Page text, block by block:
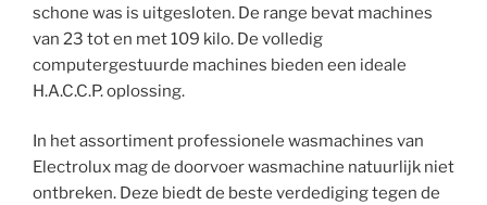
schone was is uitgesloten. De range bevat machines
van 23 tot en met 109 kilo. De volledig
computergestuurde machines bieden een ideale
H.A.C.C.P. oplossing.
In het assortiment professionele wasmachines van
Electrolux mag de doorvoer wasmachine natuurlijk niet
ontbreken. Deze biedt de beste verdediging tegen de